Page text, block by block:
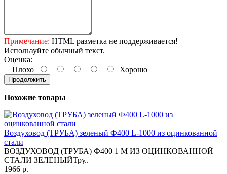
Примечание: HTML разметка не поддерживается!
Используйте обычный текст.
Оценка:
Плохо
Хорошо
Продолжить
Похожие товары
Воздуховод (ТРУБА) зеленый Ф400 L-1000 из оцинкованной
стали
ВОЗДУХОВОД (ТРУБА) Ф400 1 М ИЗ ОЦИНКОВАННОЙ
СТАЛИ ЗЕЛЕНЫЙТру..
1966 р.